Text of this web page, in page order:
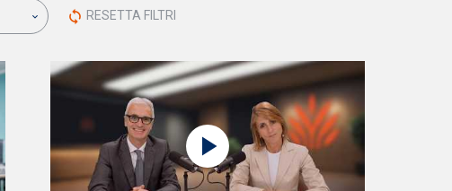
sync RESETTA FILTRI